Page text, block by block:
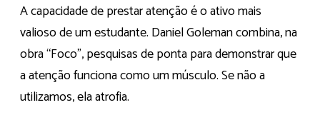
A capacidade de prestar atenção é o ativo mais
valioso de um estudante. Daniel Goleman combina, na
obra “Foco”, pesquisas de ponta para demonstrar que
a atenção funciona como um músculo. Se não a
utilizamos, ela atrofia.